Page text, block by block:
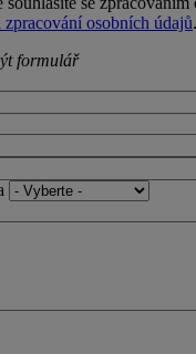
zpracování osobních údajů.
formulář